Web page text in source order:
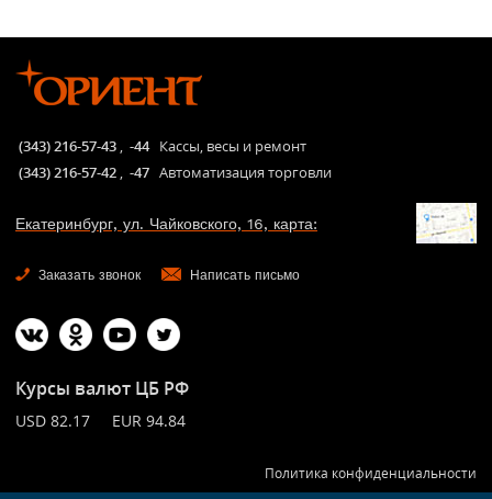
(343) 216-57-43 , -44 Кассы, весы и ремонт
(343) 216-57-42 , -47 Автоматизация торговли
Екатеринбург, ул. Чайковского, 16, карта:
Заказать звонок Написать письмо
Курсы валют ЦБ РФ
USD 82.17 EUR 94.84
Политика конфиденциальности